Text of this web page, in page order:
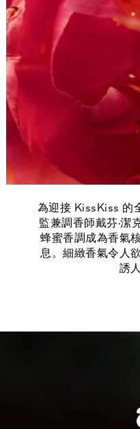
為迎接 KissKiss 的
監兼調香師戴芬·潔
蜂蜜香調成為香氣
息。細緻香氣令人
誘